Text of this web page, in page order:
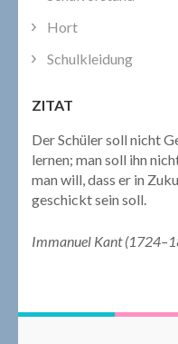
Hort
Schulkleidung
ZITAT
Der Schüler soll nicht
lernen; man soll ihn
man will, dass er in
geschickt sein soll.
Immanuel Kant